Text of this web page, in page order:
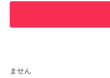
ません